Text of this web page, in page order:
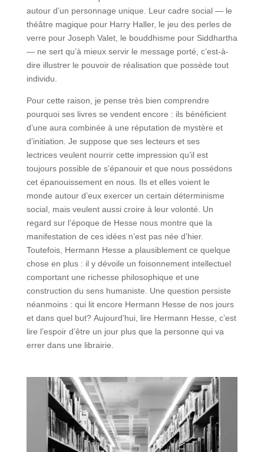
autour d’un personnage unique. Leur cadre social — le
théâtre magique pour Harry Haller, le jeu des perles de
verre pour Joseph Valet, le bouddhisme pour Siddhartha
— ne sert qu’à mieux servir le message porté, c’est-à-
dire illustrer le pouvoir de réalisation que possède tout
individu.
Pour cette raison, je pense très bien comprendre
pourquoi ses livres se vendent encore : ils bénéficient
d’une aura combinée à une réputation de mystère et
d’initiation. Je suppose que ses lecteurs et ses
lectrices veulent nourrir cette impression qu’il est
toujours possible de s’épanouir et que nous possédons
cet épanouissement en nous. Ils et elles voient le
monde autour d’eux exercer un certain déterminisme
social, mais veulent aussi croire à leur volonté. Un
regard sur l’époque de Hesse nous montre que la
manifestation de ces idées n’est pas née d’hier.
Toutefois, Hermann Hesse a plausiblement ce quelque
chose en plus : il y dévoile un foisonnement intellectuel
comportant une richesse philosophique et une
construction du sens humaniste. Une question persiste
néanmoins : qui lit encore Hermann Hesse de nos jours
et dans quel but? Aujourd’hui, lire Hermann Hesse, c’est
lire l’espoir d’être un jour plus que la personne qui va
errer dans une librairie.